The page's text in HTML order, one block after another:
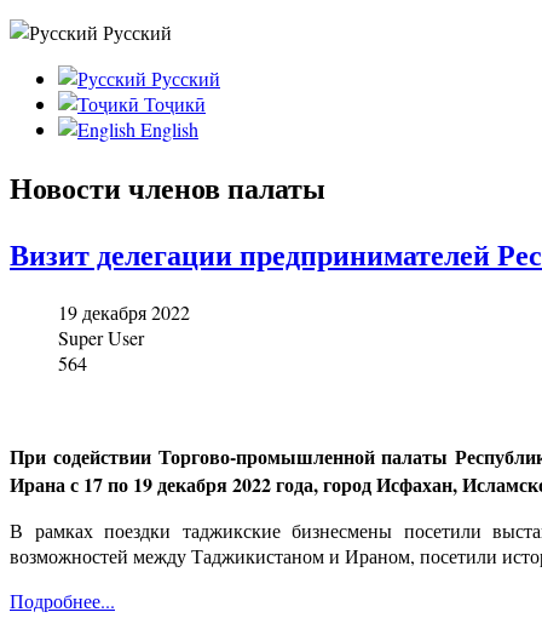
Русский
Русский
Тоҷикӣ
English
Новости членов палаты
Визит делегации предпринимателей
19 декабря 2022
Super User
564
При содействии Торгово-промышленной палаты
Ирана с 17 по 19 декабря 2022 года, город Исфахан,
В рамках поездки таджикские бизнесмены посетили
возможностей между Таджикистаном и Ираном, посетили
Подробнее...